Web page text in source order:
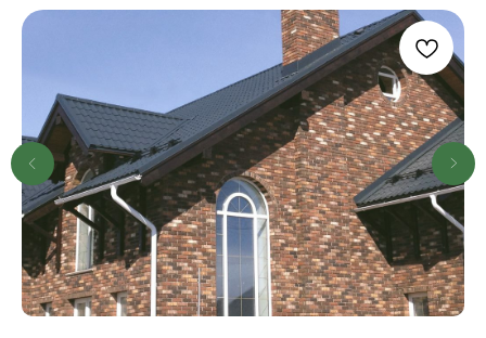
Наш менеджер готов ответить на
телефону или заполните форму для
индивидуального подбора.
+7
ОТПРАВИТЬ